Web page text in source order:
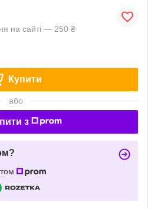
на сайті — 250 ₴
Купити
або
з